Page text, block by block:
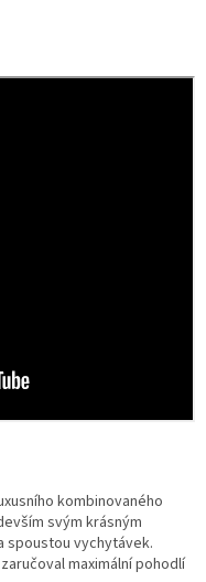
kombinovaného
svým krásným
spoustou vychytávek.
maximální pohodlí